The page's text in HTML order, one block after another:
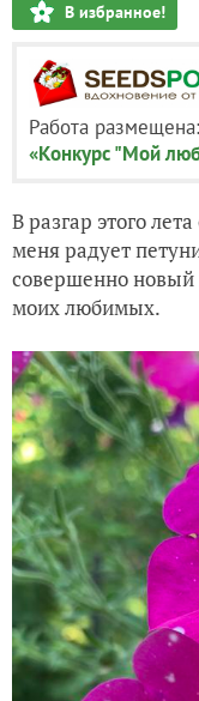
В избранное!
Работа размещена:
«Конкурс "Мой
В разгар этого
меня радует
совершенно новый
моих любимых.